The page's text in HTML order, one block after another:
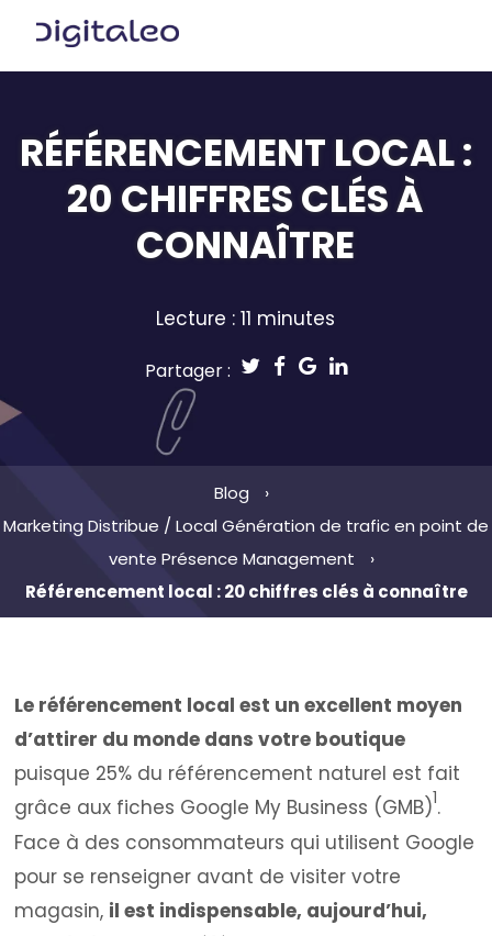
RÉFÉRENCEMENT LOCAL :
20 CHIFFRES CLÉS À
CONNAÎTRE
Lecture : 11 minutes
Partager :
Blog
Marketing Distribue / Local Génération de trafic en point de
vente Présence Management
Référencement local : 20 chiffres clés à connaître
Le référencement local est un excellent moyen
d’attirer du monde dans votre boutique
puisque 25% du référencement naturel est fait
grâce aux fiches Google My Business (GMB)1.
Face à des consommateurs qui utilisent Google
pour se renseigner avant de visiter votre
magasin, il est indispensable, aujourd’hui,